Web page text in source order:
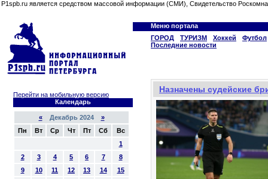
P1spb.ru является средством массовой информации (СМИ), Свидетельство
Меню портала
ГОРОД
ТУРИЗМ Хоккей
Футбол
Последние новости
Перейти на мобильную версию
Календарь
«Декабрь 2024 »
Пн
Вт Ср Чт Пт Сб
Вс
1
2
3 4 5 6 7
8
9
10 11 12 13 14
15
Назначены судейские